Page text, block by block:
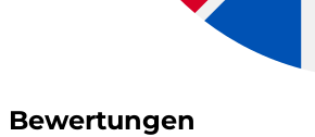
Bewertungen